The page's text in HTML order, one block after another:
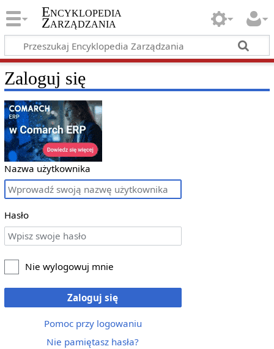
Encyklopedia
Zarządzania
Zaloguj się
Nazwa użytkownika
Hasło
Nie wylogowuj mnie
Zaloguj się
Pomoc przy logowaniu
Nie pamiętasz hasła?